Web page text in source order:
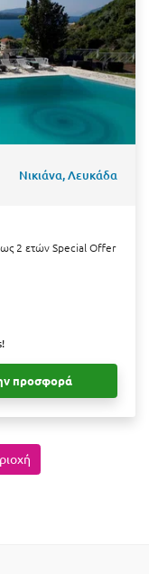
Νικιάνα, Λευκάδα
2 ετώνSpecial Offer
προσφορά